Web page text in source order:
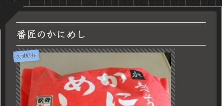
番匠のかにめし
久世駅弁